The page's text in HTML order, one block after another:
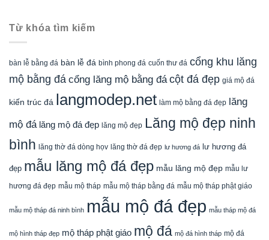
Từ khóa tìm kiếm
bàn lễ bằng đá bàn lễ đá bình phong đá cuốn thư đá cổng khu lăng
mộ bằng đá cổng lăng mộ bằng đá cột đá đẹp giá mộ đá
kiến trúc đá langmodep.net làm mộ bằng đá đẹp lăng
mộ đá lăng mộ đá đẹp lăng mộ đẹp Lăng mộ đẹp ninh
bình lăng thờ đá dòng họv lăng thờ đá đẹp lư hương đá lư hương đá
đẹp mẫu lăng mộ đá đẹp mẫu lăng mộ đẹp mẫu lư
hương đá đẹp mẫu mộ tháp mẫu mộ tháp bằng đá mẫu mộ tháp phật giáo
mẫu mộ tháp đá ninh bình mẫu mộ đá đẹp mẫu tháp mộ đá
mộ hình tháp đẹp mộ tháp phật giáo mộ đá mộ đá hình tháp mộ đá